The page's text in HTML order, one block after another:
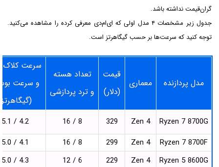
گران‌قیمت نداشته باشد.
جدول زیر مشخصات ۴ مدل اولی که ای‌ام‌دی معرفی کرده را مشاهده می‌کنید.
توجه کنید که سرعت‌ها بر حسب گیگاهرتز است.
مدل پردازنده معماری
قیمت
(دلار)
تعداد هسته
و ترد پردازشی
سرعت کلاک
و سرعت
Ryzen 7 8700G
Zen 4
329
8 / 16
4.2 / 5.1
Ryzen 7 8700F
Zen 4
299
8 / 16
4.1 / 5.0
Ryzen 5 8600G
Zen 4
229
6 / 12
4.3 / 5.0